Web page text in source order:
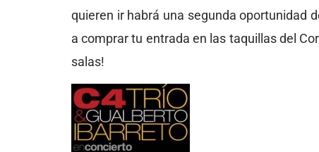
quieren ir habrá una segunda oportunidad
a comprar tu entrada en las taquillas del
salas!